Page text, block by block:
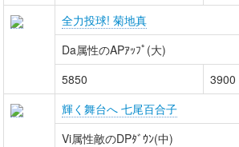
全力投球! 菊地真
Da属性のAPｱｯﾌﾟ(大)
5850
3900
輝く舞台へ 七尾百合子
Vi属性敵のDPﾀﾞｳﾝ(中)